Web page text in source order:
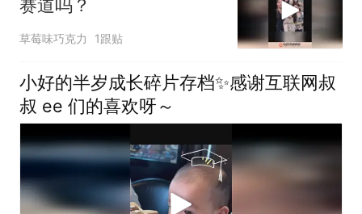
赛道吗？
草莓味巧克力 1跟贴
小好的半岁成长碎片存档✨感谢互联网叔
叔 ee 们的喜欢呀～